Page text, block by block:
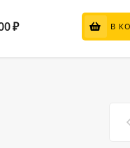
₽ В